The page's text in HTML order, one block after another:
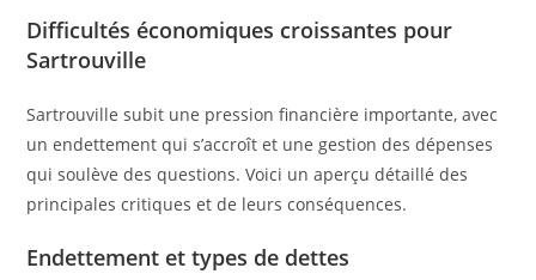
Difficultés économiques croissantes pour
Sartrouville
Sartrouville subit une pression financière importante, avec
un endettement qui s’accroît et une gestion des dépenses
qui soulève des questions. Voici un aperçu détaillé des
principales critiques et de leurs conséquences.
Endettement et types de dettes